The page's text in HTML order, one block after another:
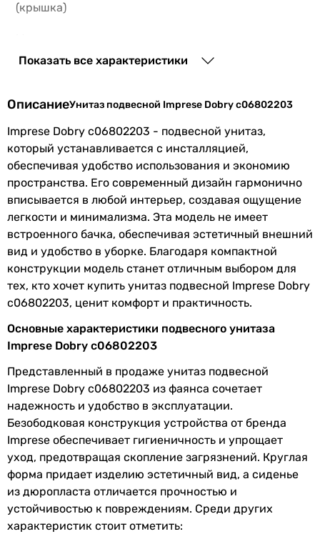
(крышка)
сиденья для
Тип слива воды
определяется системой
Особенности
модели
безободковый унитаз (Rimless)
Дополнительные
функции и
технологии
система смыва Twist
Слив воды в
канализацию
горизонтальный
Производство Чешская Республика
Комплектация сиденье, чаша унитаза
Физические характеристики
Ширина 36 см
Глубина 48,5 см
Высота 36,5 см
Показать все характеристики
ОписаниеУнитаз подвесной Imprese Dobry c06802203
Imprese Dobry c06802203 - подвесной унитаз,
который устанавливается с инсталляцией,
обеспечивая удобство использования и экономию
пространства. Его современный дизайн гармонично
вписывается в любой интерьер, создавая ощущение
легкости и минимализма. Эта модель не имеет
встроенного бачка, обеспечивая эстетичный внешний
вид и удобство в уборке. Благодаря компактной
конструкции модель станет отличным выбором для
тех, кто хочет купить унитаз подвесной Imprese Dobry
c06802203, ценит комфорт и практичность.
Основные характеристики подвесного унитаза
Imprese Dobry c06802203
Представленный в продаже унитаз подвесной
Imprese Dobry c06802203 из фаянса сочетает
надежность и удобство в эксплуатации.
Безободковая конструкция устройства от бренда
Imprese обеспечивает гигиеничность и упрощает
уход, предотвращая скопление загрязнений. Круглая
форма придает изделию эстетичный вид, а сиденье
из дюропласта отличается прочностью и
устойчивостью к повреждениям. Среди других
характеристик стоит отметить: